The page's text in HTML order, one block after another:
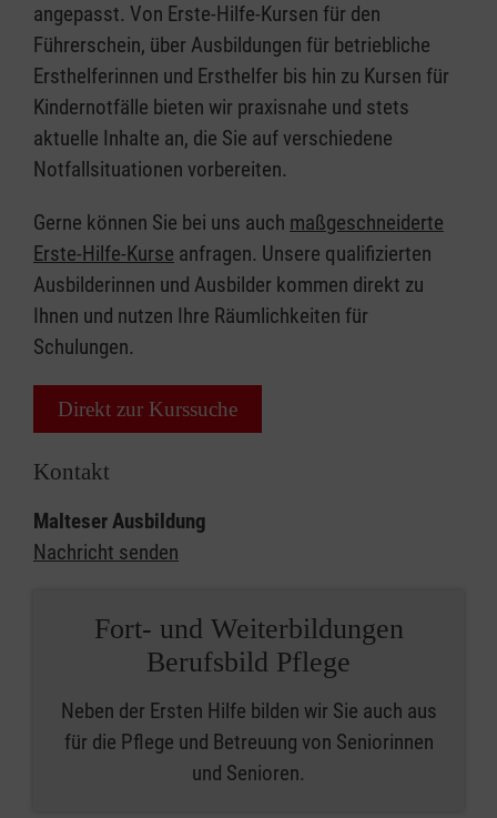
angepasst. Von Erste-Hilfe-Kursen für den
Führerschein, über Ausbildungen für betriebliche
Ersthelferinnen und Ersthelfer bis hin zu Kursen für
Kindernotfälle bieten wir praxisnahe und stets
aktuelle Inhalte an, die Sie auf verschiedene
Notfallsituationen vorbereiten.
Gerne können Sie bei uns auch maßgeschneiderte
Erste-Hilfe-Kurse anfragen. Unsere qualifizierten
Ausbilderinnen und Ausbilder kommen direkt zu
Ihnen und nutzen Ihre Räumlichkeiten für
Schulungen.
Direkt zur Kurssuche
Kontakt
Malteser Ausbildung
Nachricht senden
Fort- und Weiterbildungen
Berufsbild Pflege
Neben der Ersten Hilfe bilden wir Sie auch aus
für die Pflege und Betreuung von Seniorinnen
und Senioren.